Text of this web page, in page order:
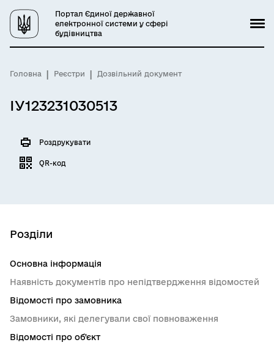
Портал Єдиної державної
електронної системи у сфері
будівництва
Головна Реєстри Дозвільний документ
ІУ123231030513
Роздрукувати
QR-код
Розділи
Основна інформація
Наявність документів про непідтвердження відомостей
Відомості про замовника
Замовники, які делегували свої повноваження
Відомості про об'єкт